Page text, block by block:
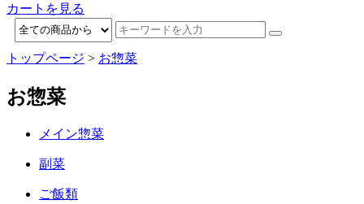
カートを見る
トップページ > お惣菜
お惣菜
メイン惣菜
副菜
ご飯類